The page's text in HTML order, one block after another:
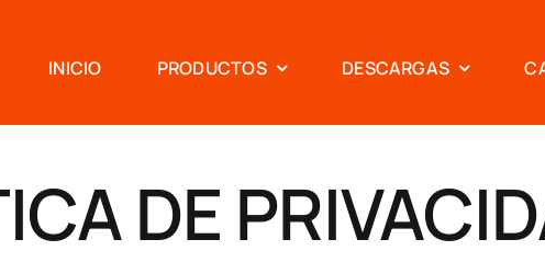
INICIO PRODUCTOS DESCARGAS
DE